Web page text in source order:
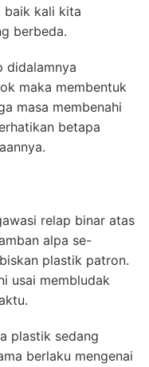
baik kali kita
berbeda.
didalamnya
maka membentuk
masa membenahi
betapa
relap binar atas
alpa se-
plastik patron.
usai membludak
plastik sedang
berlaku mengenai